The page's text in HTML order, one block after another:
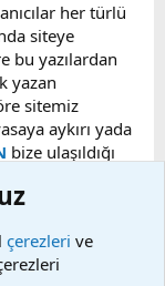
her türlü
siteye
bu yazılardan
yazan
sitemiz
aykırı yada
bize ulaşıldığı
YouTube,
sitelere aittir.
çerezleri ve